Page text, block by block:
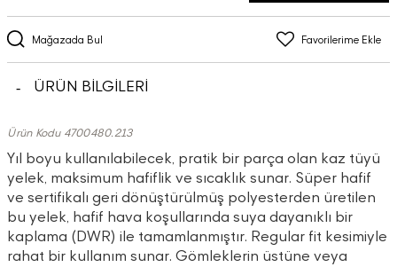
Mağazada Bul Favorilerime Ekle
ÜRÜN BİLGİLERİ
Ürün Kodu 4700480.213
Yıl boyu kullanılabilecek, pratik bir parça olan kaz tüyü
yelek, maksimum hafiflik ve sıcaklık sunar. Süper hafif
ve sertifikalı geri dönüştürülmüş polyesterden üretilen
bu yelek, hafif hava koşullarında suya dayanıklı bir
kaplama (DWR) ile tamamlanmıştır. Regular fit kesimiyle
rahat bir kullanım sunar. Gömleklerin üstüne veya